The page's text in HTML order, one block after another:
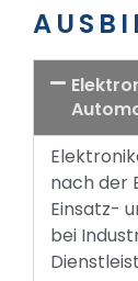
nach der
Einsatz-
bei